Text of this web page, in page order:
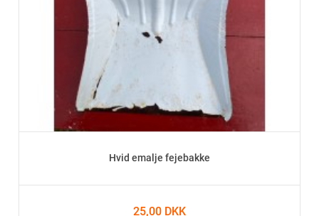
Hvid emalje fejebakke
25,00 DKK